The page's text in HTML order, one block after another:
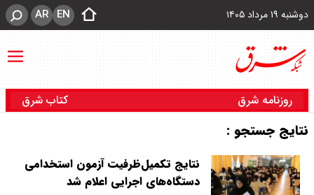
دوشنبه ۱۹ مرداد ۱۴۰۵ EN
AR
روزنامه شرق کتاب شرق
نتایج جستجو :
نتایج تکمیل‌ظرفیت آزمون استخدامی
دستگاه‌های اجرایی اعلام شد